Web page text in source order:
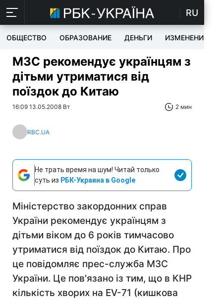
RU
ОБЩЕСТВО ОБРАЗОВАНИЕ ДЕНЬГИ ИЗМЕНЕНИЯ
МЗС рекомендує українцям з
дітьми утриматися від
поїздок до Китаю
16:09 13.05.2008 Вт 2 мин
RBC.UA
Не трать время на шум! Читай только
суть из РБК-Украина в Google
Міністерство закордонних справ
України рекомендує українцям з
дітьми віком до 6 років тимчасово
утриматися від поїздок до Китаю. Про
це повідомляє прес-служба МЗС
України. Це пов'язано із тим, що в КНР
кількість хворих на EV-71 (кишкова